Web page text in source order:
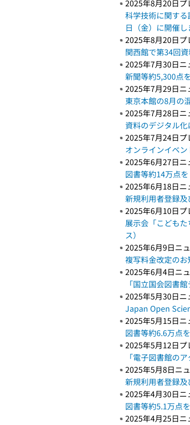
2025年8月20日
科学技術に関す
日（金）に開催し
2025年8月20日
関西館で第34回
2025年7月30日ニ
新聞等約5,300点
2025年7月29日ニ
東京本館の8月の
2025年7月28日ニ
資料のデジタル
2025年7月24日
オンラインイベ
2025年6月27日ニ
図書等約14万点
2025年6月18日ニ
新規利用者登録
2025年6月10日
展示会「こども
ス）
2025年6月9日ニ
複写料金改定のお
2025年6月4日ニ
「国立国会図書
2025年5月30日ニ
Japan Open
2025年5月15日ニ
図書等約6.6万点
2025年5月12日
「電子図書館の
2025年5月8日ニ
新規利用者登録
2025年4月30日ニ
図書等約5.1万点
2025年4月25日ニ